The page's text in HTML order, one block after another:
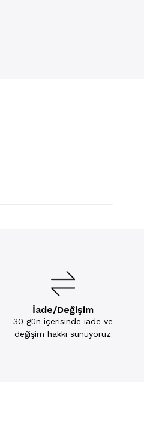
İade/Değişim
30 gün içerisinde iade ve
değişim hakkı sunuyoruz